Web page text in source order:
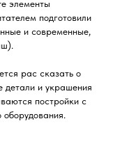
элементы
подготовили
и современные,
рас сказать о
детали и украшения
постройки с
оборудования.